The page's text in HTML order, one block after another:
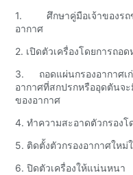
1. ศึกษาคู่มือเจ้าของรถข
อากาศ
2. เปิดตัวเครื่องโดยการถอ
3. ถอดแผ่นกรองอากาศเ
อากาศที่สกปรกหรืออุดตันจ
ของอากาศ
4. ทำความสะอาดตัวกรอง
5. ติดตั้งตัวกรองอากาศให
6. ปิดตัวเครื่องให้แน่นหนา